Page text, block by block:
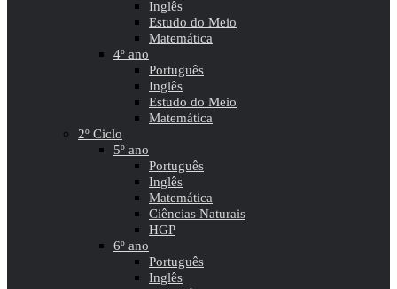
Inglês
Estudo do Meio
Matemática
4º ano
Português
Inglês
Estudo do Meio
Matemática
2º Ciclo
5º ano
Português
Inglês
Matemática
Ciências Naturais
HGP
6º ano
Português
Inglês